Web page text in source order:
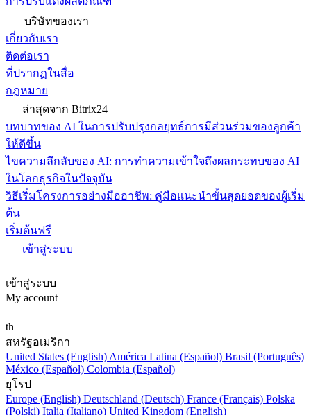
บริษัทของเรา
เกี่ยวกับเรา
ติดต่อเรา
ที่ปรากฏในสื่อ
กฎหมาย
ล่าสุดจาก Bitrix24
บทบาทของ AI ในการปรับปรุงกลยุทธ์การมีส่วนร่วมของลูกค้า
ให้ดีขึ้น
ไขความลึกลับของ AI: การทำความเข้าใจถึงผลกระทบของ AI
ในโลกธุรกิจในปัจจุบัน
วิธีเริ่มโครงการอย่างมืออาชีพ: คู่มือแนะนำขั้นสุดยอดของผู้เริ่ม
ต้น
เริ่มต้นฟรี
เข้าสู่ระบบ
เข้าสู่ระบบ
My account
th
สหรัฐอเมริกา
United States (English) América Latina (Español) Brasil (Português)
México (Español) Colombia (Español)
ยุโรป
Europe (English) Deutschland (Deutsch) France (Français) Polska
(Polski) Italia (Italiano) United Kingdom (English)